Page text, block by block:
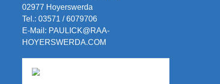
02977 Hoyerswerda
Tel.: 03571 / 6079706
E-Mail: PAULICK@RAA-
HOYERSWERDA.COM